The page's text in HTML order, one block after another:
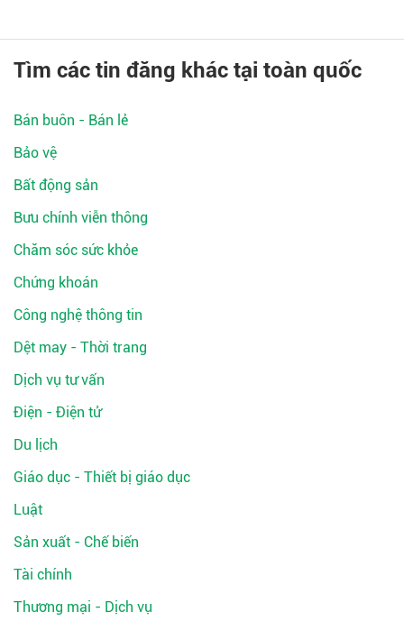
Tìm các tin đăng khác tại toàn quốc
Bán buôn - Bán lẻ
Bảo vệ
Bất động sản
Bưu chính viễn thông
Chăm sóc sức khỏe
Chứng khoán
Công nghệ thông tin
Dệt may - Thời trang
Dịch vụ tư vấn
Điện - Điện tử
Du lịch
Giáo dục - Thiết bị giáo dục
Luật
Sản xuất - Chế biến
Tài chính
Thương mại - Dịch vụ